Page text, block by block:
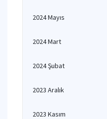
2024 Mayıs
2024 Mart
2024 Şubat
2023 Aralık
2023 Kasım